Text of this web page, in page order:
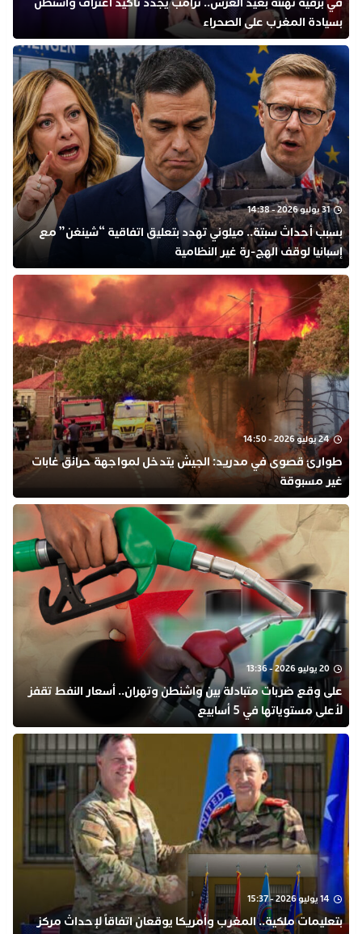
بسيادة المغرب على الصحراء
31 يوليو 2026 - 14:38
بسبب أحداث سبتة.. ميلوني تهدد بتعليق اتفاقية “شينغن” مع
إسبانيا لوقف الهج-رة غير النظامية
24 يوليو 2026 - 14:50
طوارئ قصوى في مدريد: الجيش يتدخل لمواجهة حرائق غابات
غير مسبوقة
20 يوليو 2026 - 13:36
على وقع ضربات متبادلة بين واشنطن وتهران.. أسعار النفط تقفز
لأعلى مستوياتها في 5 أسابيع
14 يوليو 2026 - 15:37
بتعليمات ملكية.. المغرب وأمريكا يوقعان اتفاقاً لإحداث مركز